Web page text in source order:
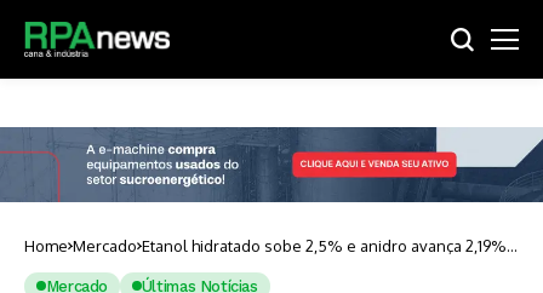
Home Mercado Etanol hidratado sobe 2,5% e anidro avança 2,19%
na semana nas usinas paulistas
Mercado Últimas Notícias